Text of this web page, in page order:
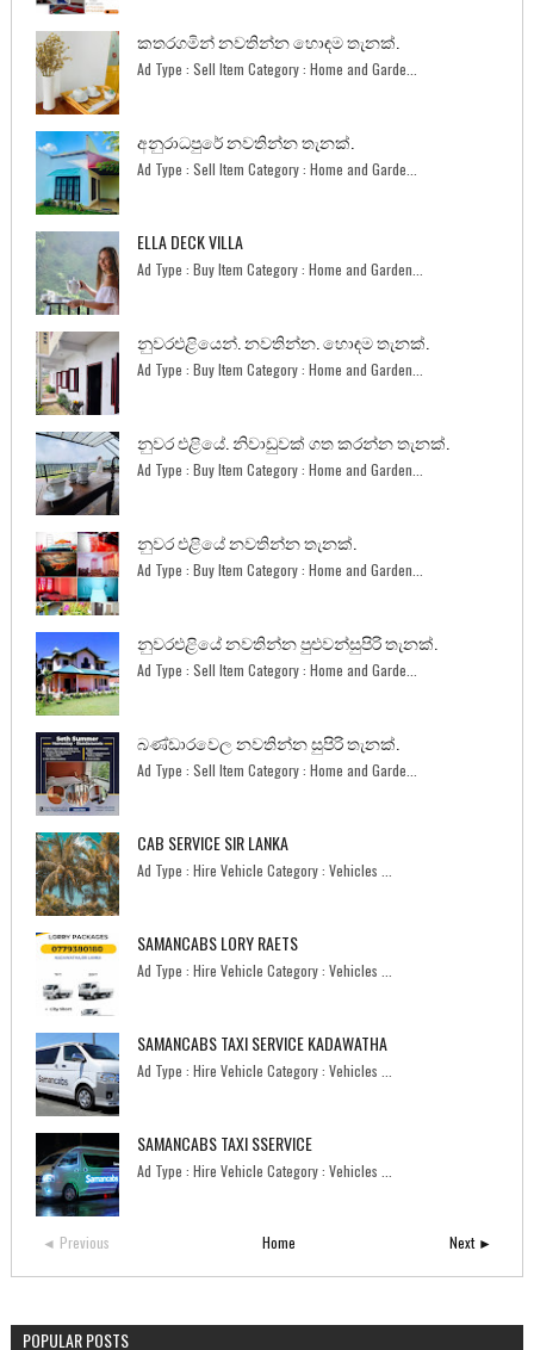
කතරගමින් නවතින්න හොඳම තැනක්.
Ad Type : Sell Item Category : Home and Garde...
අනුරාධපුරේ නවතින්න තැනක්.
Ad Type : Sell Item Category : Home and Garde...
ELLA DECK VILLA
Ad Type : Buy Item Category : Home and Garden...
නුවරඑළියෙන්. නවතින්න. හොඳම තැනක්.
Ad Type : Buy Item Category : Home and Garden...
නුවර එළියේ. නිවාඩුවක් ගත කරන්න තැනක්.
Ad Type : Buy Item Category : Home and Garden...
නුවර එළියේ නවතින්න තැනක්.
Ad Type : Buy Item Category : Home and Garden...
නුවරඑළියේ නවතින්න පුළුවන්සුපිරි තැනක්.
Ad Type : Sell Item Category : Home and Garde...
බණ්ඩාරවෙල නවතින්න සුපිරි තැනක්.
Ad Type : Sell Item Category : Home and Garde...
CAB SERVICE SIR LANKA
Ad Type : Hire Vehicle Category : Vehicles ...
SAMANCABS LORY RAETS
Ad Type : Hire Vehicle Category : Vehicles ...
SAMANCABS TAXI SERVICE KADAWATHA
Ad Type : Hire Vehicle Category : Vehicles ...
SAMANCABS TAXI SSERVICE
Ad Type : Hire Vehicle Category : Vehicles ...
◄ Previous Next ►
Home
POPULAR POSTS